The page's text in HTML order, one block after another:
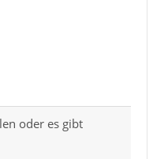
oder es gibt